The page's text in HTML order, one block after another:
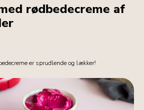
rødbedecreme af
er sprudlende og lækker!